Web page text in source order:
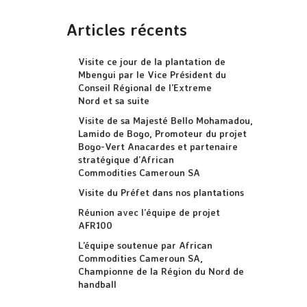
Articles récents
Visite ce jour de la plantation de
Mbengui par le Vice Président du
Conseil Régional de l’Extreme
Nord et sa suite
Visite de sa Majesté Bello Mohamadou,
Lamido de Bogo, Promoteur du projet
Bogo-Vert Anacardes et partenaire
stratégique d’African
Commodities Cameroun SA
Visite du Préfet dans nos plantations
Réunion avec l’équipe de projet
AFR100
L’équipe soutenue par African
Commodities Cameroun SA,
Championne de la Région du Nord de
handball